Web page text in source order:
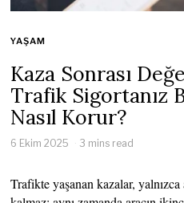
YAŞAM
Kaza Sonrası
Trafik Sigortanız
Nasıl Korur?
6 Ekim 2025 3 mins read
Trafikte yaşanan kazalar, yalnızca